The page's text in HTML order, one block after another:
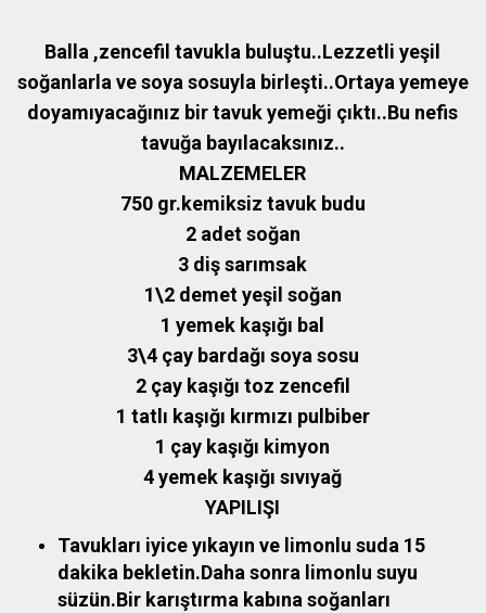
Balla ,zencefil tavukla buluştu..Lezzetli yeşil
soğanlarla ve soya sosuyla birleşti..Ortaya yemeye
doyamıyacağınız bir tavuk yemeği çıktı..Bu nefis
tavuğa bayılacaksınız..
MALZEMELER
750 gr.kemiksiz tavuk budu
2 adet soğan
3 diş sarımsak
1\2 demet yeşil soğan
1 yemek kaşığı bal
3\4 çay bardağı soya sosu
2 çay kaşığı toz zencefil
1 tatlı kaşığı kırmızı pulbiber
1 çay kaşığı kimyon
4 yemek kaşığı sıvıyağ
YAPILIŞI
Tavukları iyice yıkayın ve limonlu suda 15
dakika bekletin.Daha sonra limonlu suyu
süzün.Bir karıştırma kabına soğanları